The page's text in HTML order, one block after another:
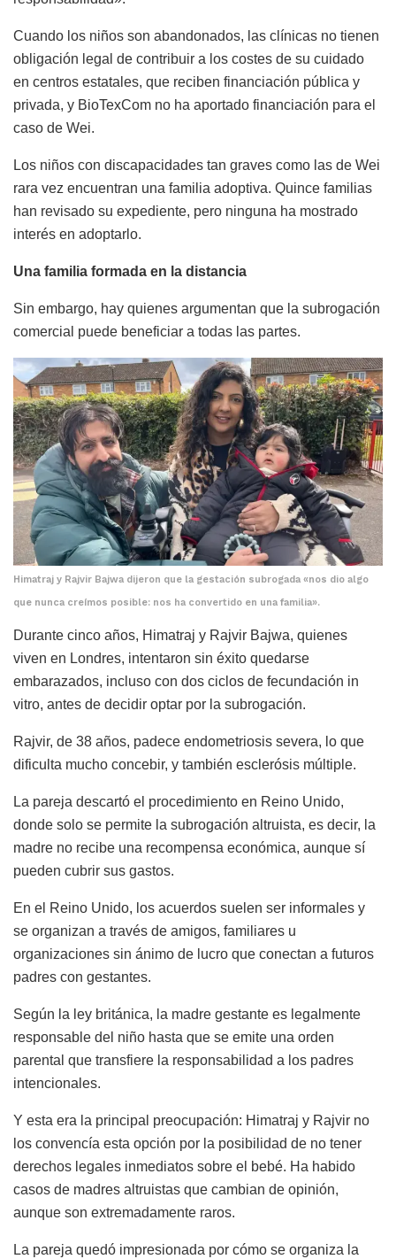
Cuando los niños son abandonados, las clínicas no tienen
obligación legal de contribuir a los costes de su cuidado
en centros estatales, que reciben financiación pública y
privada, y BioTexCom no ha aportado financiación para el
caso de Wei.
Los niños con discapacidades tan graves como las de Wei
rara vez encuentran una familia adoptiva. Quince familias
han revisado su expediente, pero ninguna ha mostrado
interés en adoptarlo.
Una familia formada en la distancia
Sin embargo, hay quienes argumentan que la subrogación
comercial puede beneficiar a todas las partes.
Himatraj y Rajvir Bajwa dijeron que la gestación subrogada «nos dio algo
que nunca creímos posible: nos ha convertido en una familia».
Durante cinco años, Himatraj y Rajvir Bajwa, quienes
viven en Londres, intentaron sin éxito quedarse
embarazados, incluso con dos ciclos de fecundación in
vitro, antes de decidir optar por la subrogación.
Rajvir, de 38 años, padece endometriosis severa, lo que
dificulta mucho concebir, y también esclerósis múltiple.
La pareja descartó el procedimiento en Reino Unido,
donde solo se permite la subrogación altruista, es decir, la
madre no recibe una recompensa económica, aunque sí
pueden cubrir sus gastos.
En el Reino Unido, los acuerdos suelen ser informales y
se organizan a través de amigos, familiares u
organizaciones sin ánimo de lucro que conectan a futuros
padres con gestantes.
Según la ley británica, la madre gestante es legalmente
responsable del niño hasta que se emite una orden
parental que transfiere la responsabilidad a los padres
intencionales.
Y esta era la principal preocupación: Himatraj y Rajvir no
los convencía esta opción por la posibilidad de no tener
derechos legales inmediatos sobre el bebé. Ha habido
casos de madres altruistas que cambian de opinión,
aunque son extremadamente raros.
La pareja quedó impresionada por cómo se organiza la